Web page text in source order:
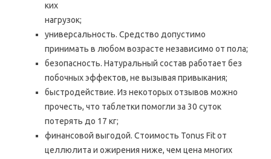
ких
нагрузок;
универсальность. Средство допустимо
принимать в любом возрасте независимо от пола;
безопасность. Натуральный состав работает без
побочных эффектов, не вызывая привыкания;
быстродействие. Из некоторых отзывов можно
прочесть, что таблетки помогли за 30 суток
потерять до 17 кг;
финансовой выгодой. Стоимость Tonus Fit от
целлюлита и ожирения ниже, чем цена многих